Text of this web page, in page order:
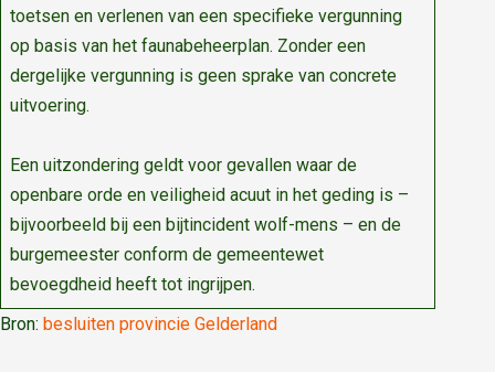
toetsen en verlenen van een specifieke vergunning
op basis van het faunabeheerplan. Zonder een
dergelijke vergunning is geen sprake van concrete
uitvoering.
Een uitzondering geldt voor gevallen waar de
openbare orde en veiligheid acuut in het geding is –
bijvoorbeeld bij een bijtincident wolf-mens – en de
burgemeester conform de gemeentewet
bevoegdheid heeft tot ingrijpen.
Bron: besluiten provincie Gelderland